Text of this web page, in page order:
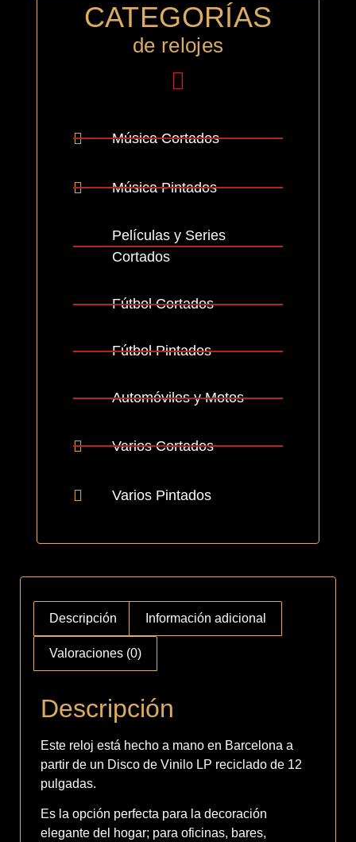
CATEGORÍAS
de relojes
Música Cortados
Música Pintados
Películas y Series
Cortados
Fútbol Cortados
Fútbol Pintados
Automóviles y Motos
Varios Cortados
Varios Pintados
Descripción Información adicional
Valoraciones (0)
Descripción
Este reloj está hecho a mano en Barcelona a
partir de un Disco de Vinilo LP reciclado de 12
pulgadas.
Es la opción perfecta para la decoración
elegante del hogar; para oficinas, bares,